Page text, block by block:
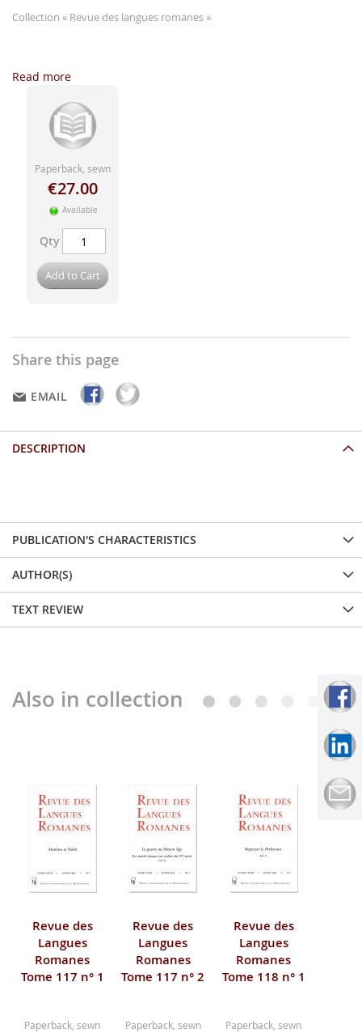
images
Collection « Revue des langues romanes »
Read more
Paperback, sewn
€27.00
Available
Qty
Add to Cart
Share this page
EMAIL
DESCRIPTION
PUBLICATION'S CHARACTERISTICS
AUTHOR(S)
TEXT REVIEW
Also in collection
Revue des
Langues
Romanes
Tome 117 n° 1
Paperback, sewn
Revue des
Langues
Romanes
Tome 117 n° 2
Paperback, sewn
Revue des
Langues
Romanes
Tome 118 n° 1
Paperback, sewn